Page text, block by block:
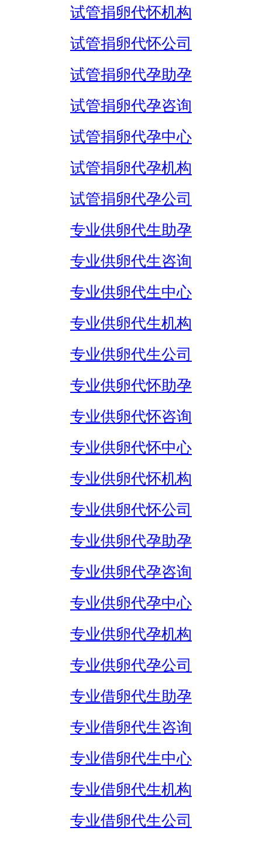
试管捐卵代怀机构
试管捐卵代怀公司
试管捐卵代孕助孕
试管捐卵代孕咨询
试管捐卵代孕中心
试管捐卵代孕机构
试管捐卵代孕公司
专业供卵代生助孕
专业供卵代生咨询
专业供卵代生中心
专业供卵代生机构
专业供卵代生公司
专业供卵代怀助孕
专业供卵代怀咨询
专业供卵代怀中心
专业供卵代怀机构
专业供卵代怀公司
专业供卵代孕助孕
专业供卵代孕咨询
专业供卵代孕中心
专业供卵代孕机构
专业供卵代孕公司
专业借卵代生助孕
专业借卵代生咨询
专业借卵代生中心
专业借卵代生机构
专业借卵代生公司